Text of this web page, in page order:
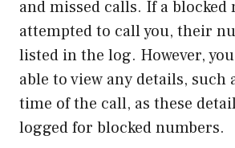
and missed calls. If a blocked
attempted to call you, their
listed in the log. However,
able to view any details, such
time of the call, as these
logged for blocked numbers.